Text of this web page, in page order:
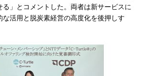
」とコメントした。両者は新サービスに
な活用と脱炭素経営の高度化を後押しす